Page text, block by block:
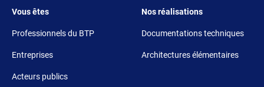
Footer 3
Vous êtes
Professionnels du BTP
Entreprises
Acteurs publics
Footer 4
Nos réalisations
Documentations techniques
Architectures élémentaires